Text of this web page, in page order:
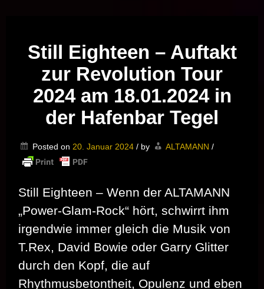
Still Eighteen – Auftakt
zur Revolution Tour
2024 am 18.01.2024 in
der Hafenbar Tegel
Posted on 20. Januar 2024 / by ALTAMANN /
Still Eighteen – Wenn der ALTAMANN
„Power-Glam-Rock“ hört, schwirrt ihm
irgendwie immer gleich die Musik von
T.Rex, David Bowie oder Garry Glitter
durch den Kopf, die auf
Rhythmusbetontheit, Opulenz und eben